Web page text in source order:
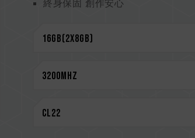
終身保固 創作安心
CAUTION
請勿混合使用不同容量、頻率、品
CPU 記憶體控制器(IMC)的體質以